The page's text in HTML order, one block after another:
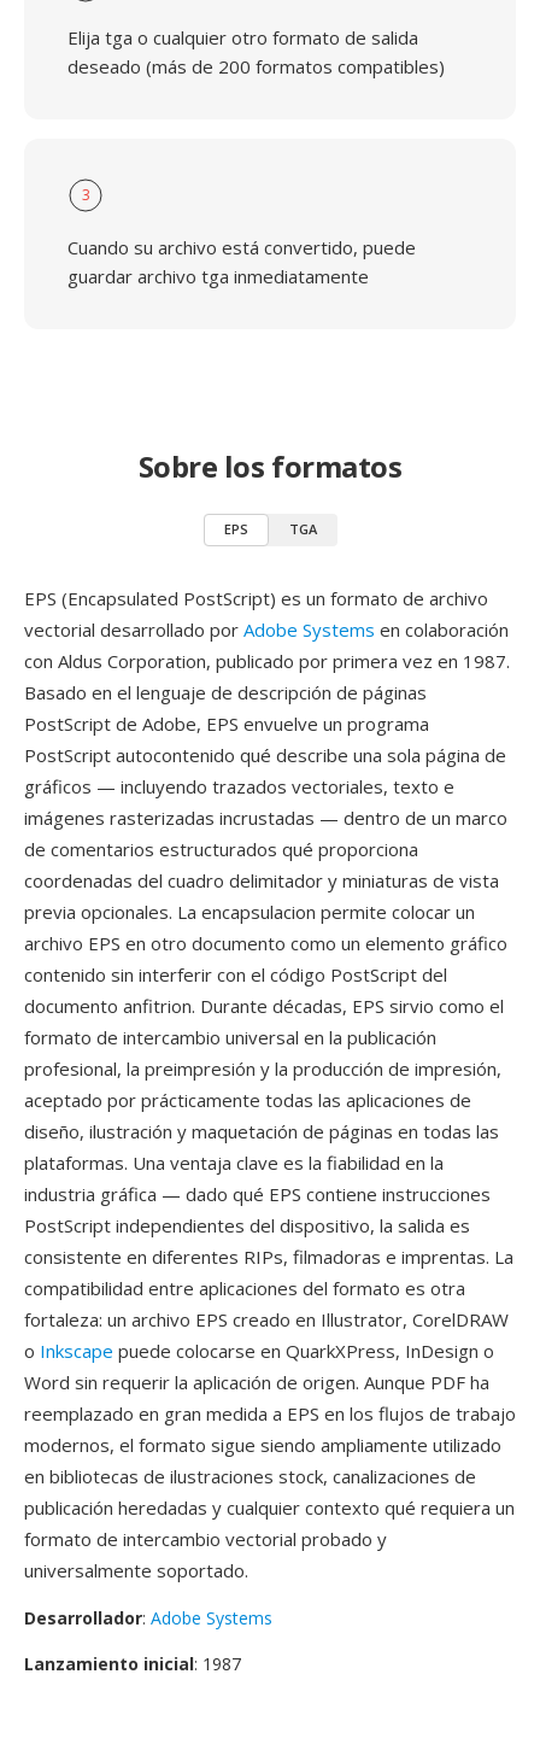
Elija tga o cualquier otro formato de salida
deseado (más de 200 formatos compatibles)
3
Cuando su archivo está convertido, puede
guardar archivo tga inmediatamente
Sobre los formatos
EPS TGA
EPS (Encapsulated PostScript) es un formato de archivo
vectorial desarrollado por Adobe Systems en colaboración
con Aldus Corporation, publicado por primera vez en 1987.
Basado en el lenguaje de descripción de páginas
PostScript de Adobe, EPS envuelve un programa
PostScript autocontenido qué describe una sola página de
gráficos — incluyendo trazados vectoriales, texto e
imágenes rasterizadas incrustadas — dentro de un marco
de comentarios estructurados qué proporciona
coordenadas del cuadro delimitador y miniaturas de vista
previa opcionales. La encapsulacion permite colocar un
archivo EPS en otro documento como un elemento gráfico
contenido sin interferir con el código PostScript del
documento anfitrion. Durante décadas, EPS sirvio como el
formato de intercambio universal en la publicación
profesional, la preimpresión y la producción de impresión,
aceptado por prácticamente todas las aplicaciones de
diseño, ilustración y maquetación de páginas en todas las
plataformas. Una ventaja clave es la fiabilidad en la
industria gráfica — dado qué EPS contiene instrucciones
PostScript independientes del dispositivo, la salida es
consistente en diferentes RIPs, filmadoras e imprentas. La
compatibilidad entre aplicaciones del formato es otra
fortaleza: un archivo EPS creado en Illustrator, CorelDRAW
o Inkscape puede colocarse en QuarkXPress, InDesign o
Word sin requerir la aplicación de origen. Aunque PDF ha
reemplazado en gran medida a EPS en los flujos de trabajo
modernos, el formato sigue siendo ampliamente utilizado
en bibliotecas de ilustraciones stock, canalizaciones de
publicación heredadas y cualquier contexto qué requiera un
formato de intercambio vectorial probado y
universalmente soportado.
Desarrollador: Adobe Systems
Lanzamiento inicial: 1987